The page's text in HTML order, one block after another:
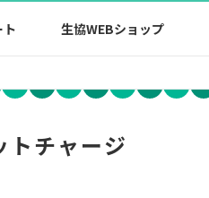
生協WEBショップ
トチャージ